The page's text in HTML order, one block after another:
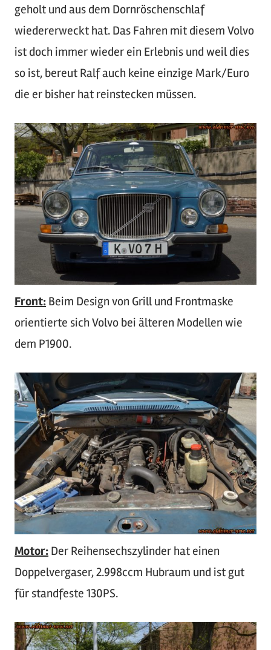
geholt und aus dem Dornröschenschlaf
wiedererweckt hat. Das Fahren mit diesem Volvo
ist doch immer wieder ein Erlebnis und weil dies
so ist, bereut Ralf auch keine einzige Mark/Euro
die er bisher hat reinstecken müssen.
Front: Beim Design von Grill und Frontmaske
orientierte sich Volvo bei älteren Modellen wie
dem P1900.
Motor: Der Reihensechszylinder hat einen
Doppelvergaser, 2.998ccm Hubraum und ist gut
für standfeste 130PS.